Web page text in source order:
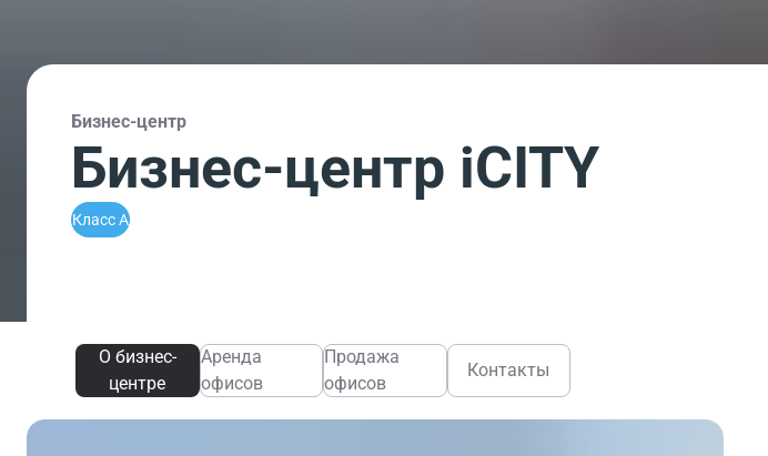
Бизнес-центр
Бизнес-центр iCITY
Класс A
О бизнес-
центре
Аренда
офисов
Продажа
офисов
Контакты